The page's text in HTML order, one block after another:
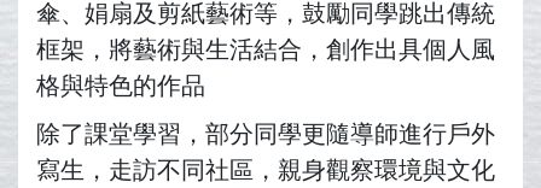
傘、娟扇及剪紙藝術等，鼓勵同學跳出傳統
框架，將藝術與生活結合，創作出具個人風
格與特色的作品
除了課堂學習，部分同學更隨導師進行戶外
寫生，走訪不同社區，親身觀察環境與文化